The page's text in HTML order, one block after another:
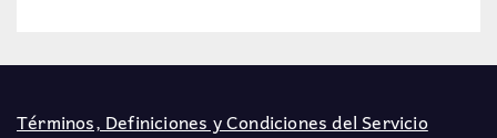
Términos, Definiciones y Condiciones del Servicio